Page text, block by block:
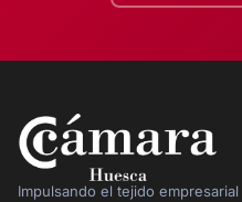
Impulsando el tejido